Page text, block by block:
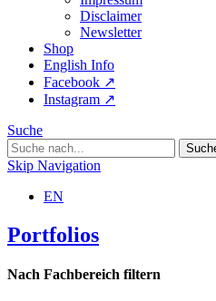
Disclaimer
Newsletter
Shop
English Info
Facebook ↗︎
Instagram ↗︎
Suche
Skip Navigation
EN
Portfolios
Nach Fachbereich filtern